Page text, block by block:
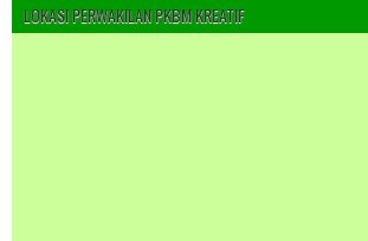
LOKASI PERWAKILAN PKBM KREATIF